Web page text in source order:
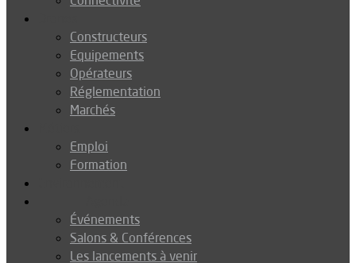
Constructeurs
Equipements
Opérateurs
Réglementation
Marchés
Emploi
Formation
Événements
Salons & Conférences
Les lancements à venir